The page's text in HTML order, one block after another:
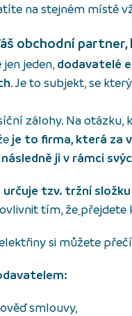
na stejném místě
obchodní
jeden,dodavatelé
. Je to subjekt, se
zálohy. Na otázku,
je to firma, která za
ji v rámci
určuje tzv. tržní
tím, že přejdete
si můžete
smlouvy,